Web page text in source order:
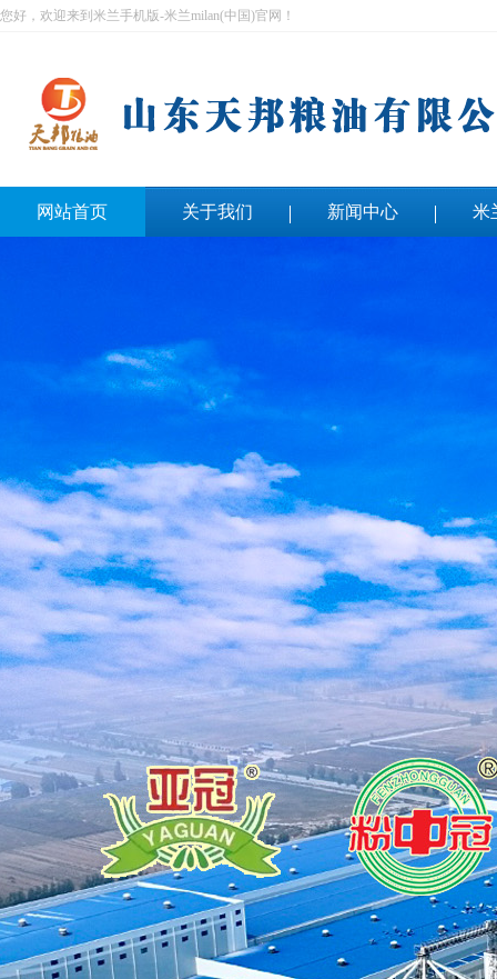
您好，欢迎来到米兰手机版-米兰milan(中国)官网！
网站首页 关于我们 新闻中心 米